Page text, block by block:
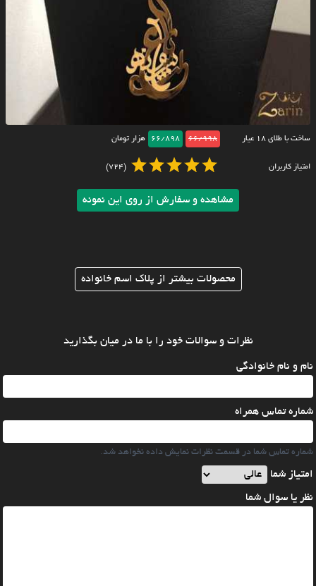
ساخت با طلای ۱۸ عیار 66/998
66/898 هزار تومان
امتیاز کاربران (724)
مشاهده و سفارش از روی این نمونه
محصولات بیشتر از پلاک اسم خانواده
نظرات و سوالات خود را با ما در میان بگذارید
نام و نام خانوادگی
شماره تماس همراه
شماره تماس شما در قسمت نظرات نمایش داده نخواهد شد.
امتیاز شما
نظر یا سوال شما